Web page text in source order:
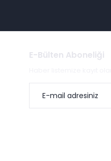
E-Bülten Aboneliği